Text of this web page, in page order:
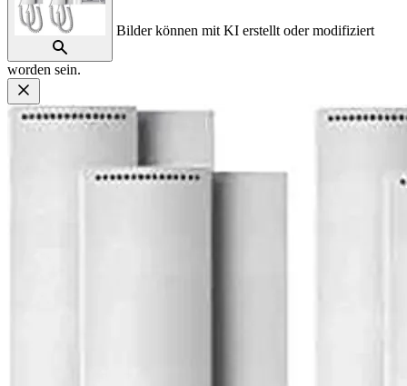
Bilder können mit KI erstellt oder modifiziert
worden sein.